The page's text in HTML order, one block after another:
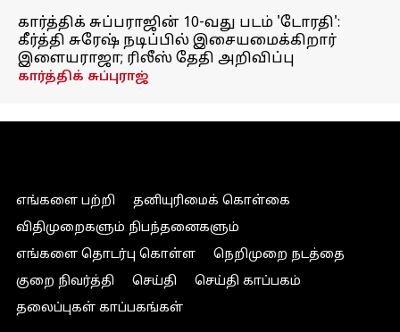
கார்த்திக் சுப்பராஜின் 10-வது படம் 'டோரதி':
கீர்த்தி சுரேஷ் நடிப்பில் இசையமைக்கிறார்
இளையராஜா; ரிலீஸ் தேதி அறிவிப்பு
கார்த்திக் சுப்புராஜ்
எங்களை பற்றி
தனியுரிமைக் கொள்கை
விதிமுறைகளும் நிபந்தனைகளும்
எங்களை தொடர்பு கொள்ள
நெறிமுறை நடத்தை
குறை நிவர்த்தி
செய்தி
செய்தி காப்பகம்
தலைப்புகள் காப்பகங்கள்